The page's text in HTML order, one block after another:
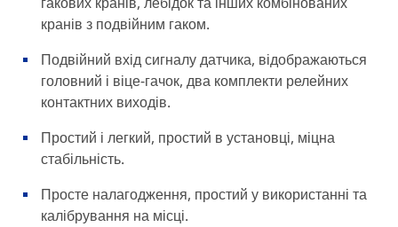
кранів з подвійним гаком.
Подвійний вхід сигналу датчика, відображаються
головний і віце-гачок, два комплекти релейних
контактних виходів.
Простий і легкий, простий в установці, міцна
стабільність.
Просте налагодження, простий у використанні та
калібрування на місці.